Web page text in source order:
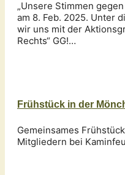
„Unsere Stimmen
am 8. Feb. 2025. Unter
wir uns mit der
Rechts“ GG!…
Frühstück in der
Gemeinsames
Mitgliedern bei